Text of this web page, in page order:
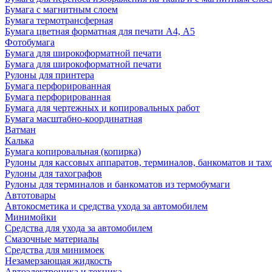
Бумага с магнитным слоем
Бумага термотрансферная
Бумага цветная форматная для печати А4, А5
Фотобумага
Бумага для широкоформатной печати
Бумага для широкоформатной печати
Рулоны для принтера
Бумага перфорированная
Бумага перфорированная
Бумага для чертежных и копировальных работ
Бумага масштабно-координатная
Ватман
Калька
Бумага копировальная (копирка)
Рулоны для кассовых аппаратов, терминалов, банкоматов и
Рулоны для тахографов
Рулоны для терминалов и банкоматов из термобумаги
Автотовары
Автокосметика и средства ухода за автомобилем
Минимойки
Средства для ухода за автомобилем
Смазочные материалы
Средства для минимоек
Незамерзающая жидкость